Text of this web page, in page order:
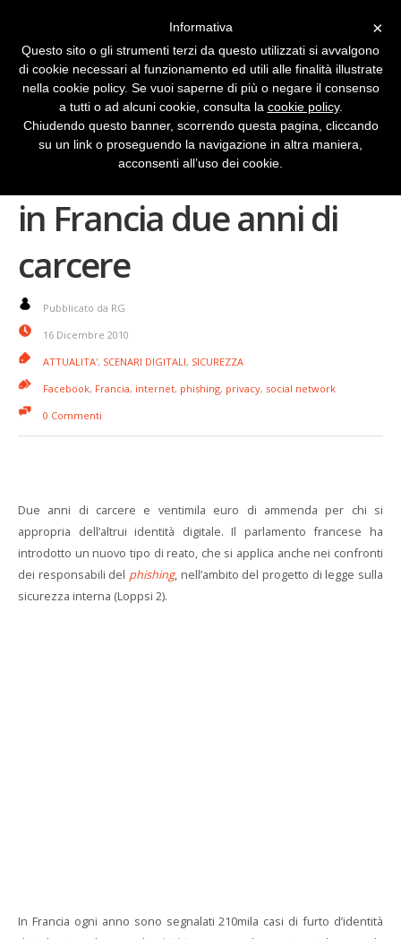
Furto di identità digitale:
in Francia due anni di
carcere
Pubblicato da RG
16 Dicembre 2010
ATTUALITA', SCENARI DIGITALI, SICUREZZA
Facebook, Francia, internet, phishing, privacy, social network
0 Commenti
Due anni di carcere e ventimila euro di ammenda per chi si
appropria dell’altrui identità digitale. Il parlamento francese ha
introdotto un nuovo tipo di reato, che si applica anche nei confronti
dei responsabili del phishing, nell’ambito del progetto di legge sulla
sicurezza interna (Loppsi 2).
In Francia ogni anno sono segnalati 210mila casi di furto d’identità
×
Informativa
Questo sito o gli strumenti terzi da questo utilizzati si avvalgono
di cookie necessari al funzionamento ed utili alle finalità illustrate
nella cookie policy. Se vuoi saperne di più o negare il consenso
a tutti o ad alcuni cookie, consulta la cookie policy.
Chiudendo questo banner, scorrendo questa pagina, cliccando
su un link o proseguendo la navigazione in altra maniera,
acconsenti all’uso dei cookie.